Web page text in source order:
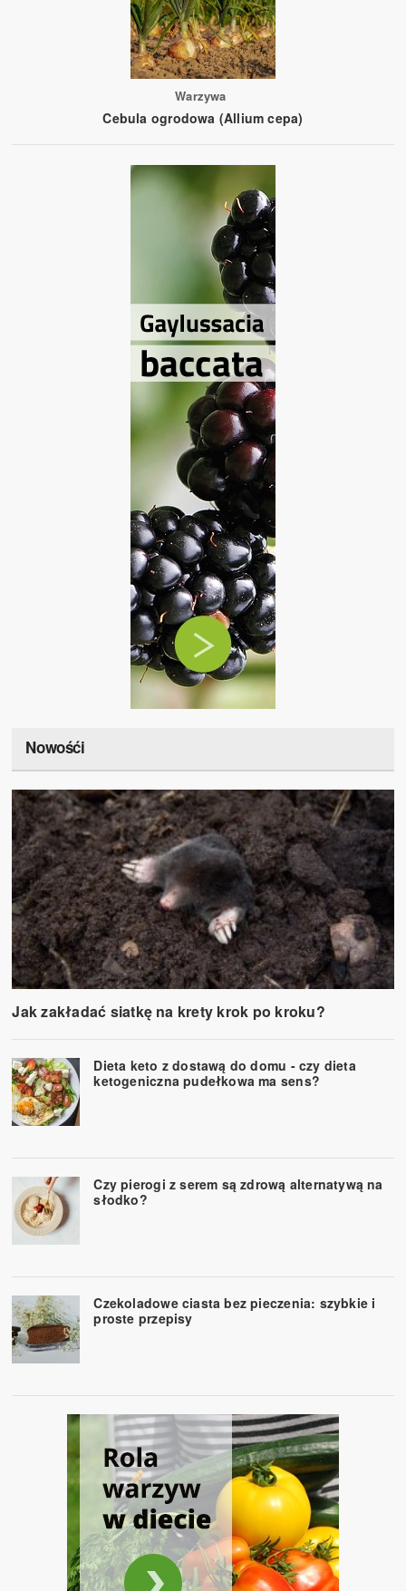
Warzywa
Cebula ogrodowa (Allium cepa)
Nowośći
Jak zakładać siatkę na krety krok po kroku?
Dieta keto z dostawą do domu - czy dieta
ketogeniczna pudełkowa ma sens?
Czy pierogi z serem są zdrową alternatywą na
słodko?
Czekoladowe ciasta bez pieczenia: szybkie i
proste przepisy